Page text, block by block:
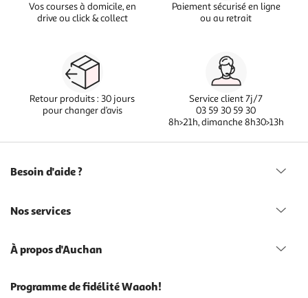
Vos courses à domicile, en
drive ou click & collect
Paiement sécurisé en ligne
ou au retrait
Retour produits : 30 jours
pour changer d’avis
Service client 7j/7
03 59 30 59 30
8h>21h, dimanche 8h30>13h
Besoin d'aide ?
Nos services
À propos d'Auchan
Programme de fidélité Waaoh!